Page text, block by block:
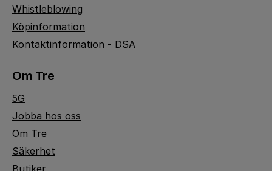
Whistleblowing
Köpinformation
Kontaktinformation - DSA
Om Tre
5G
Jobba hos oss
Om Tre
Säkerhet
Butiker